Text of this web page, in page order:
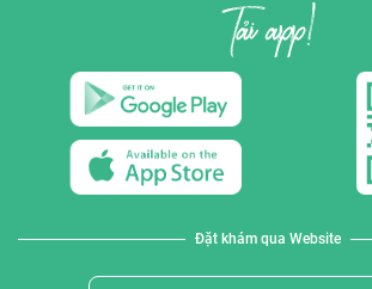
Đặt khám qua Website